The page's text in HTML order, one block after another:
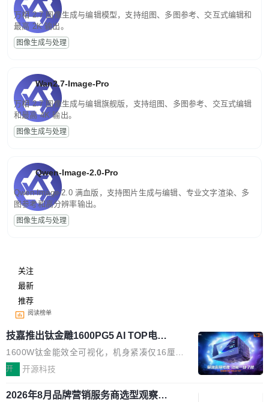
万相 2.7 图像生成与编辑模型，支持组图、多图参考、交互式编辑和
最高 2K 输出。
图像生成与处理
Wan2.7-Image-Pro
万相 2.7 图像生成与编辑旗舰版，支持组图、多图参考、交互式编辑
和最高 4K 输出。
图像生成与处理
Qwen-Image-2.0-Pro
Qwen-Image-2.0 满血版，支持图片生成与编辑、专业文字渲染、多
图参考和高分辨率输出。
图像生成与处理
关注
最新
推荐
阅读榜单
技嘉推出钛金雕1600PG5 AI TOP电
源：为发烧级主机与本地AI算力打造旗
舰供电方案
1600W钛金能效全可视化，机身紧凑仅16厘米
继2026台北电脑展首度亮相后，技嘉科技近日正
电源专为发烧级DIY主机与本地AI算力平台打
开 开源科技
2026年8月品牌营销服务商选型观察：